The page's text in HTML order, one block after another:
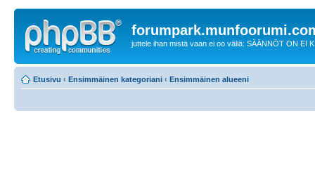
juttele ihan mistä vaan ei oo väliä: SÄÄNNÖT ON EI
Etusivu ‹ Ensimmäinen kategoriani ‹ Ensimmäinen alueeni